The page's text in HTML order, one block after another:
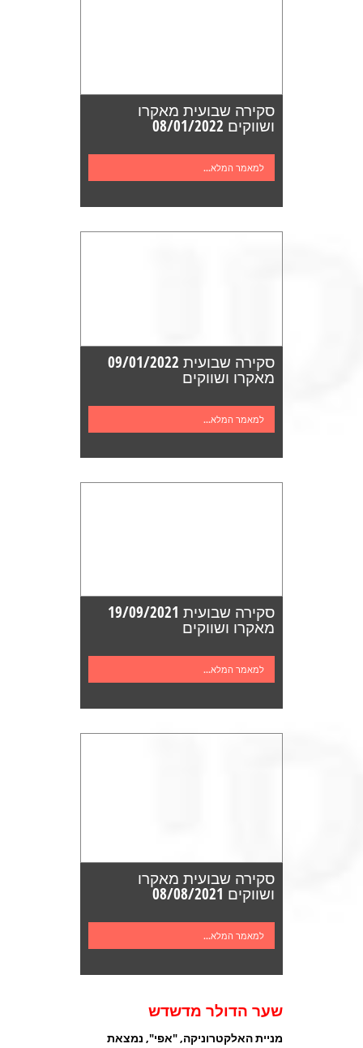
סקירה שבועית מאקרו
ושווקים 08/01/2022
למאמר המלא...
סקירה שבועית 09/01/2022
מאקרו ושווקים
למאמר המלא...
סקירה שבועית 19/09/2021
מאקרו ושווקים
למאמר המלא...
סקירה שבועית מאקרו
ושווקים 08/08/2021
למאמר המלא...
שער הדולר מדשדש
מניית האלקטרוניקה, "אפי", נמצאת